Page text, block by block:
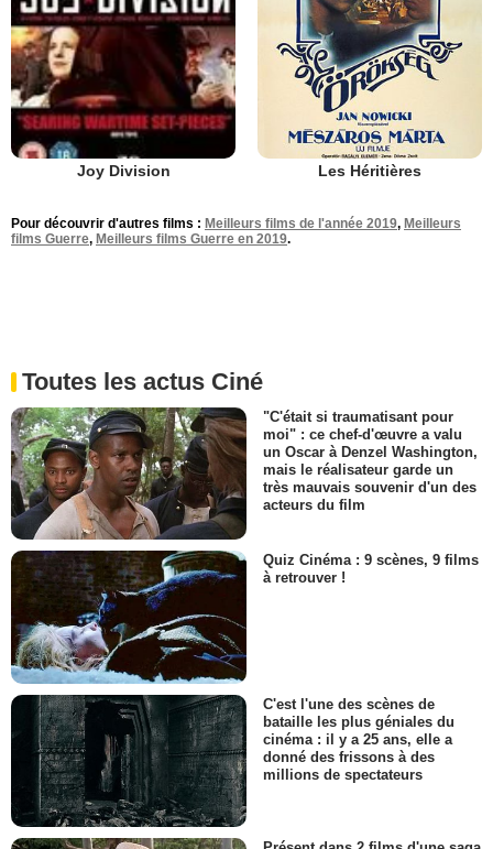
Joy Division Les Héritières
Pour découvrir d'autres films : Meilleurs films de l'année 2019, Meilleurs
films Guerre, Meilleurs films Guerre en 2019.
Toutes les actus Ciné
"C'était si traumatisant pour
moi" : ce chef-d'œuvre a valu
un Oscar à Denzel Washington,
mais le réalisateur garde un
très mauvais souvenir d'un des
acteurs du film
Quiz Cinéma : 9 scènes, 9 films
à retrouver !
C'est l'une des scènes de
bataille les plus géniales du
cinéma : il y a 25 ans, elle a
donné des frissons à des
millions de spectateurs